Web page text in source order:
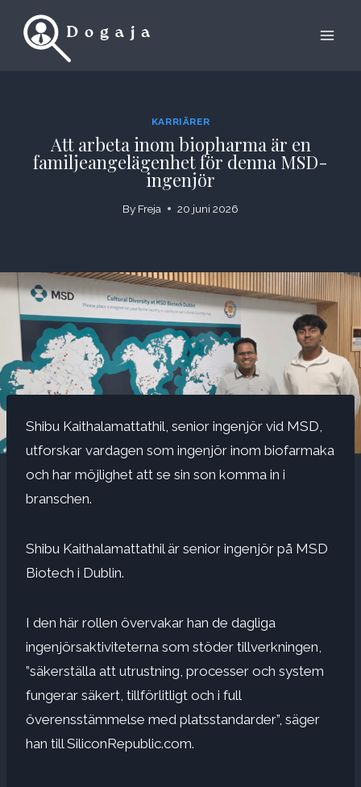
KARRIÄRER
Att arbeta inom biopharma är en
familjeangelägenhet för denna MSD-
ingenjör
By Freja 20 juni 2026
Shibu Kaithalamattathil, senior ingenjör vid MSD,
utforskar vardagen som ingenjör inom biofarmaka
och har möjlighet att se sin son komma in i
branschen.
Shibu Kaithalamattathil är senior ingenjör på MSD
Biotech i Dublin.
I den här rollen övervakar han de dagliga
ingenjörsaktiviteterna som stöder tillverkningen,
”säkerställa att utrustning, processer och system
fungerar säkert, tillförlitligt och i full
överensstämmelse med platsstandarder”, säger
han till SiliconRepublic.com.